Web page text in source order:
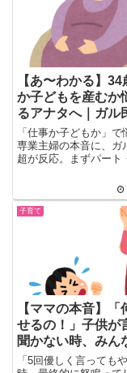
【あ〜わかる】34
か子どもを産むか
るアナタへ｜ガル
アドバイス20選
「仕事か子どもか」で
専業主婦の本音に、ガ
超が反応。まずパート
娠・子育てリスク、卵
択肢、夫との話し合い
悩みを持つ30代女性へ
な声20選をまとめまし
子育て
【ママの本音】「
せるの！」子供が
聞かない時、みん
てる？｜ガル民が
「5回優しく言っても